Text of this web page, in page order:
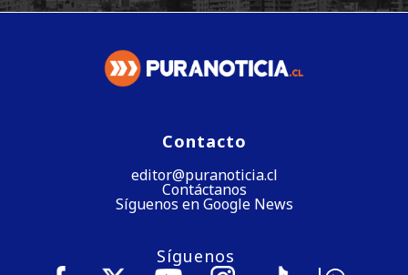
Contacto
editor@puranoticia.cl
Contáctanos
Síguenos en Google News
Síguenos